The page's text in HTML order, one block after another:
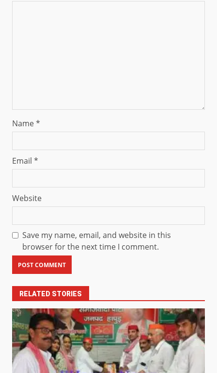
Name*
Email *
Website
Save my name, email, and website in this
browser for the next time I comment.
RELATED STORIES